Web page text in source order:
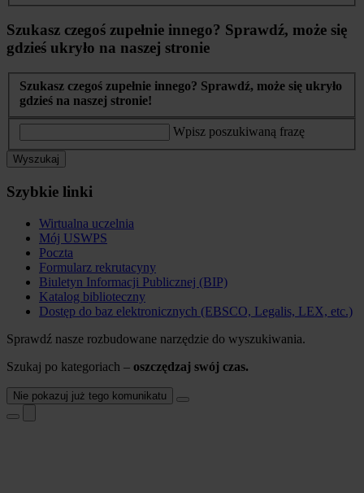
Szukasz czegoś zupełnie innego? Sprawdź, może się
gdzieś ukryło na naszej stronie
Szukasz czegoś zupełnie innego? Sprawdź, może się ukryło
gdzieś na naszej stronie!
Wpisz poszukiwaną frazę
Wyszukaj
Szybkie linki
Wirtualna uczelnia
Mój USWPS
Poczta
Formularz rekrutacyny
Biuletyn Informacji Publicznej (BIP)
Katalog biblioteczny
Dostęp do baz elektronicznych (EBSCO, Legalis, LEX, etc.)
Sprawdź nasze rozbudowane narzędzie do wyszukiwania.
Szukaj po kategoriach – oszczędzaj swój czas.
Nie pokazuj już tego komunikatu